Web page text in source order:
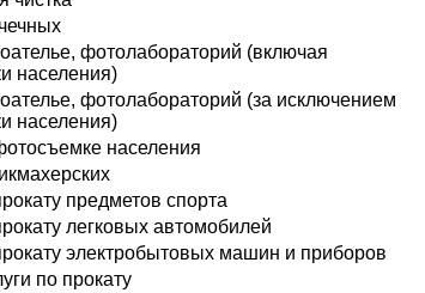
фотолабораторий (включая
населения)
фотолабораторий (за исключением
населения)
населения
предметов спорта
легковых автомобилей
электробытовых машин и приборов
по прокату